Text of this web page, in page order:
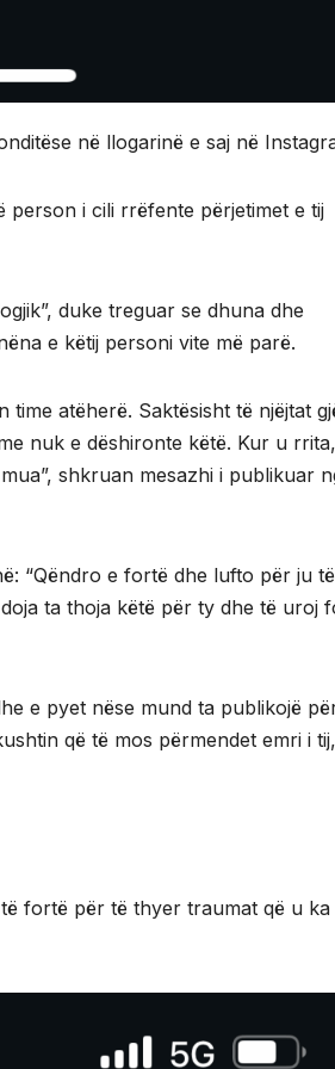
në llogarinë e saj në
person i cili rrëfente përjetimet e tij
duke treguar se dhuna dhe
e këtij personi vite më parë.
time atëherë. Saktësisht të njëjtat
nuk e dëshironte këtë. Kur u
shkruan mesazhi i publikuar
“Qëndro e fortë dhe lufto për ju
ta thoja këtë për ty dhe të uroj
e pyet nëse mund ta publikojë
që të mos përmendet emri i tij,
fortë për të thyer traumat që u ka